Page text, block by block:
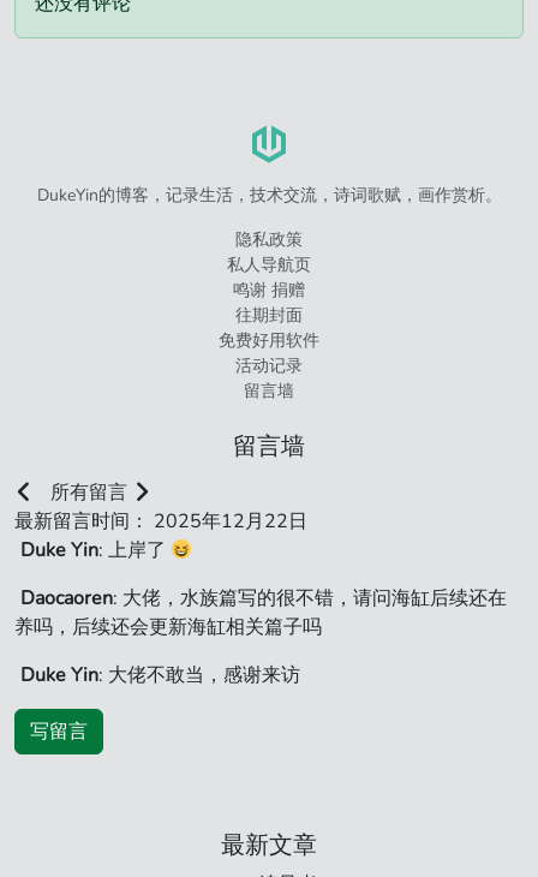
DukeYin的博客，记录生活，技术交流，诗词歌赋，画作赏析。
隐私政策
私人导航页
鸣谢 捐赠
往期封面
免费好用软件
活动记录
留言墙
留言墙
所有留言
最新留言时间： 2025年12月22日
Duke Yin: 上岸了
Daocaoren: 大佬，水族篇写的很不错，请问海缸后续还在
养吗，后续还会更新海缸相关篇子吗
Duke Yin: 大佬不敢当，感谢来访
写留言
最新文章